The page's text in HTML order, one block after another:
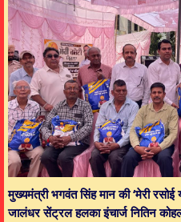
मुख्यमंत्री भगवंत सिंह मान की ‘मेरी रसोई
जालंधर सेंट्रल हलका इंचार्ज नितिन